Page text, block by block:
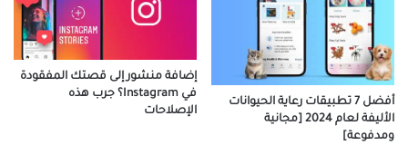
أفضل 7 تطبيقات رعاية الحيوانات
الأليفة لعام 2024 [مجانية
ومدفوعة]
إضافة منشور إلى قصتك المفقودة
في Instagram؟ جرب هذه
الإصلاحات